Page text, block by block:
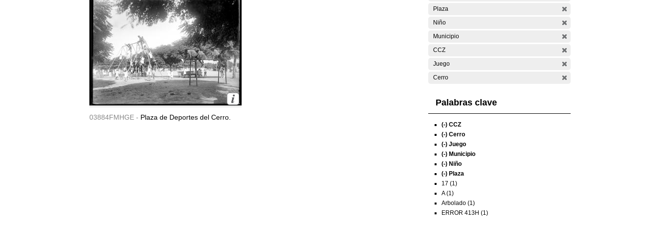
03884FMHGE - Plaza de Deportes del Cerro.
Plaza
Niño
Municipio
CCZ
Juego
Cerro
Palabras clave
(-) CCZ
(-) Cerro
(-) Juego
(-) Municipio
(-) Niño
(-) Plaza
17 (1)
A (1)
Arbolado (1)
ERROR 413H (1)